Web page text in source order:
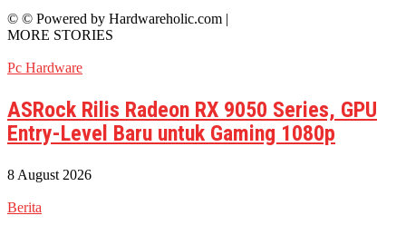
© © Powered by Hardwareholic.com |
MORE STORIES
Pc Hardware
ASRock Rilis Radeon RX 9050 Series, GPU
Entry-Level Baru untuk Gaming 1080p
8 August 2026
Berita